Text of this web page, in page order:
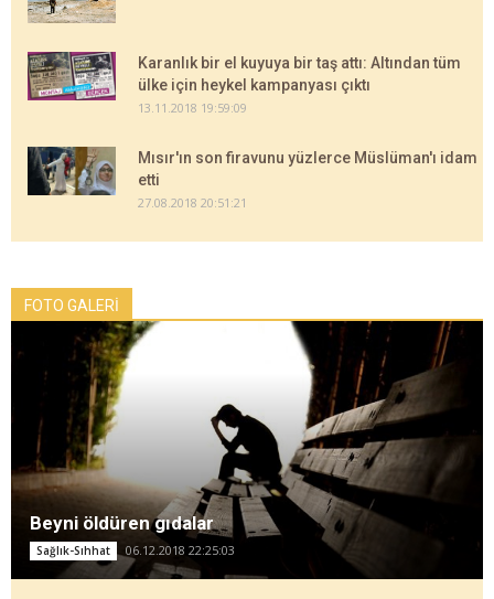
Karanlık bir el kuyuya bir taş attı: Altından tüm
ülke için heykel kampanyası çıktı
13.11.2018 19:59:09
Mısır'ın son firavunu yüzlerce Müslüman'ı idam
etti
27.08.2018 20:51:21
FOTO GALERİ
Beyni öldüren gıdalar
Sağlık-Sıhhat 06.12.2018 22:25:03